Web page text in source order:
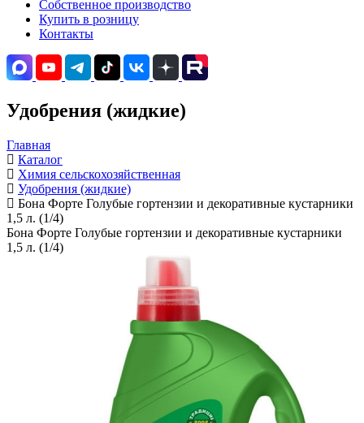
Собственное производство
Купить в розницу
Контакты
Удобрения (жидкие)
Главная
Каталог
Химия сельскохозяйственная
Удобрения (жидкие)
Бона Форте Голубые гортензии и декоративные кустарники
1,5 л. (1/4)
Бона Форте Голубые гортензии и декоративные кустарники
1,5 л. (1/4)